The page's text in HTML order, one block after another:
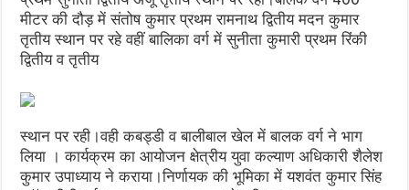
मीटर की दौड़ में संतोष कुमार प्रथम रामनाथ द्वितीय मदन कुमार
तृतीय स्थान पर रहे वहीं बालिका वर्ग में सुनीता कुमारी प्रथम रिंकी
द्वितीय व तृतीय
स्थान पर रही।वही कबड्डी व बालीबाल खेल में बालक वर्ग ने भाग
लिया । कार्यक्रम का आयोजन क्षेत्रीय युवा कल्याण अधिकारी शैलेश
कुमार उपाध्याय ने कराया।निर्णायक की भूमिका में यशवंत कुमार सिंह